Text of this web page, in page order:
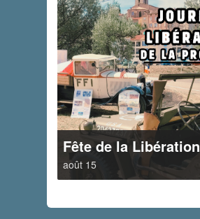
Fête de la Libération
août 15